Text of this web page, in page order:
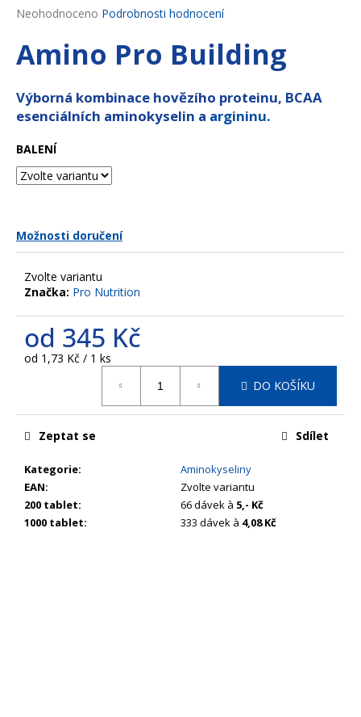
Průměrné
produktu
je
z
5
hvězdiček.
Neohodnoceno Podrobnosti hodnocení
Amino Pro Building
Výborná kombinace hovězího proteinu, BCAA
esenciálních aminokyselin a argininu.
BALENÍ
Možnosti doručení
Zvolte variantu
Značka: Pro Nutrition
od 345 Kč
Měrná
od 1,73 Kč / 1 ks
DO KOŠÍKU
Kategorie:
Aminokyseliny
EAN:
Zvolte variantu
200 tablet: 66 dávek à 5,- Kč
1000 tablet: 333 dávek à 4,08 Kč
Zeptat se Sdílet
a
j
í
?
HLEDAT
D
o
p
o
u
e
m